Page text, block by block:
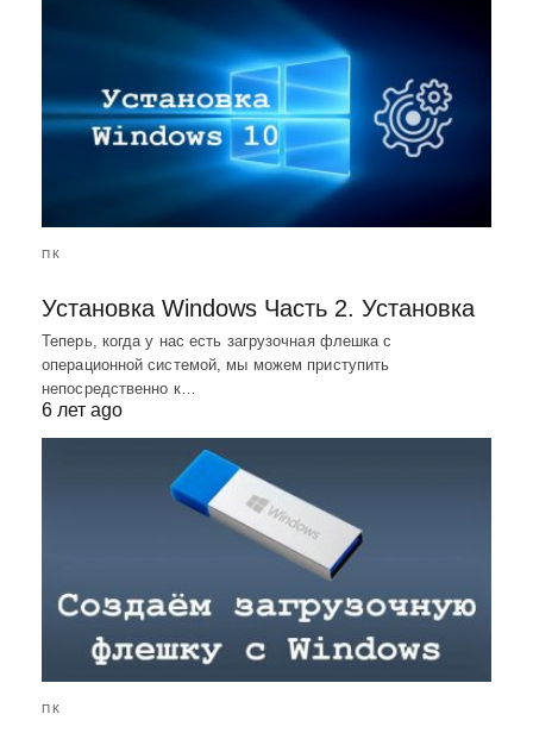
ПК
Установка Windows Часть 2. Установка
Теперь, когда у нас есть загрузочная флешка с
операционной системой, мы можем приступить
непосредственно к…
6 лет ago
ПК